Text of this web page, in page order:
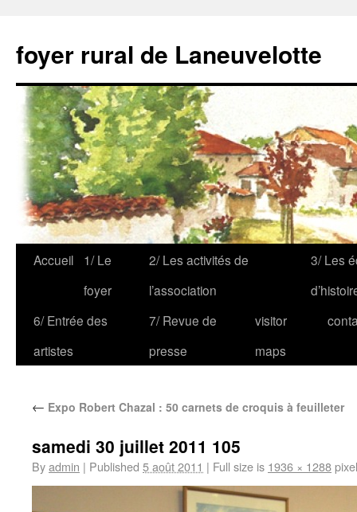
foyer rural de Laneuvelotte
Accueil
1/ Le
foyer
2/ Les activités de
l’association
3/ Les
6/ Entrée des
artistes
7/ Revue de
presse
visitor
maps
← Expo Robert Chazal : 50 carnets de croquis à feuilleter
samedi 30 juillet 2011 105
Byadmin | Published 5 août 2011 | Full size is 1936 × 1288